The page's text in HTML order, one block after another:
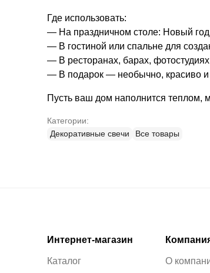
Где использовать:
— На праздничном столе: Новый
— В гостиной или спальне для
— В ресторанах, барах,
— В подарок — необычно, красиво и
Пусть ваш дом наполнится теплом,
Категории:
Декоративные свечи
Все товары
Интернет-магазин
Каталог О